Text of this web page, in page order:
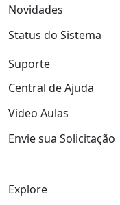
Novidades
Status do Sistema
Suporte
Central de Ajuda
Video Aulas
Envie sua Solicitação
Explore